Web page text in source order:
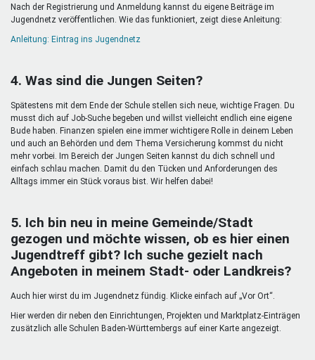
Nach der Registrierung und Anmeldung kannst du eigene Beiträge im
Jugendnetz veröffentlichen. Wie das funktioniert, zeigt diese Anleitung:
Anleitung: Eintrag ins Jugendnetz
4. Was sind die Jungen Seiten?
Spätestens mit dem Ende der Schule stellen sich neue, wichtige Fragen. Du
musst dich auf Job-Suche begeben und willst vielleicht endlich eine eigene
Bude haben. Finanzen spielen eine immer wichtigere Rolle in deinem Leben
und auch an Behörden und dem Thema Versicherung kommst du nicht
mehr vorbei. Im Bereich der Jungen Seiten kannst du dich schnell und
einfach schlau machen. Damit du den Tücken und Anforderungen des
Alltags immer ein Stück voraus bist. Wir helfen dabei!
5. Ich bin neu in meine Gemeinde/Stadt
gezogen und möchte wissen, ob es hier einen
Jugendtreff gibt? Ich suche gezielt nach
Angeboten in meinem Stadt- oder Landkreis?
Auch hier wirst du im Jugendnetz fündig. Klicke einfach auf „Vor Ort“.
Hier werden dir neben den Einrichtungen, Projekten und Marktplatz-Einträgen
zusätzlich alle Schulen Baden-Württembergs auf einer Karte angezeigt.